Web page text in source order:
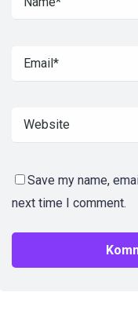
Save my name,
next time I comment.